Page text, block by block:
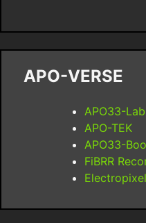
APO-VERSE
APO33-Lab
APO-TEK
APO33-
FiBRR